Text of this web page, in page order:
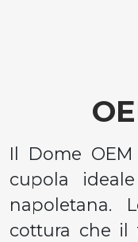
Il Dome
cupola
napoletana.
cottura che il